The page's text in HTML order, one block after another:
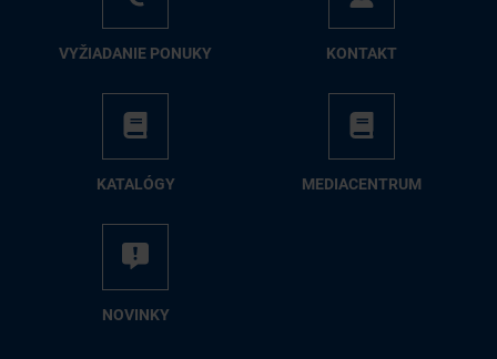
VY­ŽIA­DA­NIE PO­NU­KY KON­TAKT
KA­TA­LÓ­GY ME­DIA­CEN­TRUM
NO­VIN­KY